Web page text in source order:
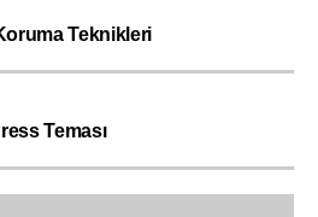
Teknikleri
Teması